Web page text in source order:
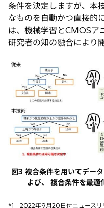
条件を決定しますが、本
なものを自動かつ直接的
は、機械学習とCMOSア
研究者の知の融合により
図3 複合条件を用いてデー
よび、 複合条件を最
*1
2022年9月20日付ニュースリ